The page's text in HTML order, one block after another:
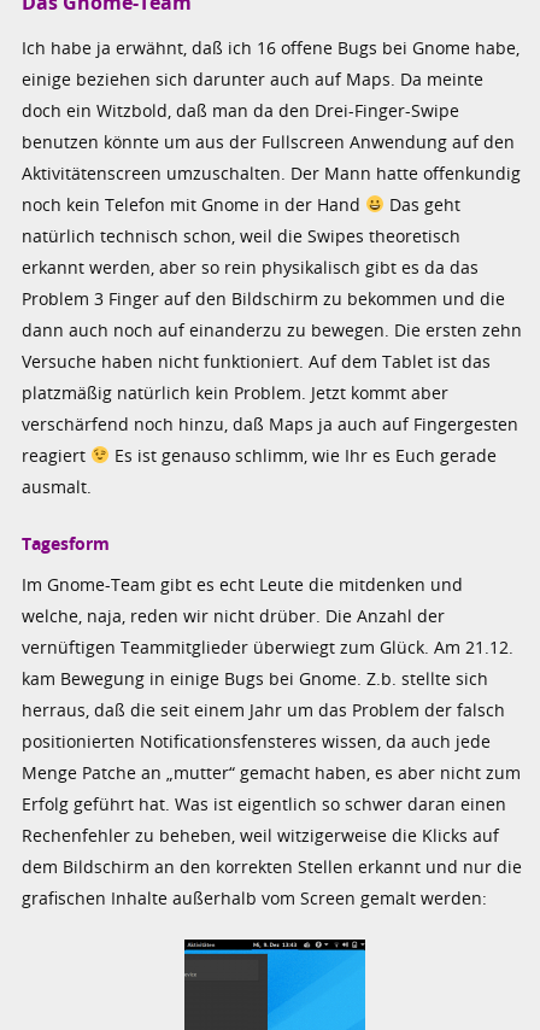
Ich habe ja erwähnt, daß ich 16 offene Bugs bei Gnome habe,
einige beziehen sich darunter auch auf Maps. Da meinte
doch ein Witzbold, daß man da den Drei-Finger-Swipe
benutzen könnte um aus der Fullscreen Anwendung auf den
Aktivitätenscreen umzuschalten. Der Mann hatte offenkundig
noch kein Telefon mit Gnome in der Hand
Das geht
natürlich technisch schon, weil die Swipes theoretisch
erkannt werden, aber so rein physikalisch gibt es da das
Problem 3 Finger auf den Bildschirm zu bekommen und die
dann auch noch auf einanderzu zu bewegen. Die ersten zehn
Versuche haben nicht funktioniert. Auf dem Tablet ist das
platzmäßig natürlich kein Problem. Jetzt kommt aber
verschärfend noch hinzu, daß Maps ja auch auf Fingergesten
reagiert
Es ist genauso schlimm, wie Ihr es Euch gerade
ausmalt.
Tagesform
Im Gnome-Team gibt es echt Leute die mitdenken und
welche, naja, reden wir nicht drüber. Die Anzahl der
vernüftigen Teammitglieder überwiegt zum Glück. Am 21.12.
kam Bewegung in einige Bugs bei Gnome. Z.b. stellte sich
herraus, daß die seit einem Jahr um das Problem der falsch
positionierten Notificationsfensteres wissen, da auch jede
Menge Patche an „mutter“ gemacht haben, es aber nicht zum
Erfolg geführt hat. Was ist eigentlich so schwer daran einen
Rechenfehler zu beheben, weil witzigerweise die Klicks auf
dem Bildschirm an den korrekten Stellen erkannt und nur die
grafischen Inhalte außerhalb vom Screen gemalt werden: